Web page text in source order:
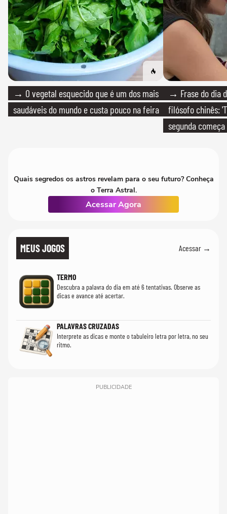
→ O vegetal esquecido que é um dos mais
saudáveis do mundo e custa pouco na feira
→ Frase do dia
filósofo chinês:
segunda
Quais segredos os astros revelam para o seu futuro? Conheça
o Terra Astral.
Acessar Agora
MEUS JOGOS Acessar →
TERMO
Descubra a palavra do dia em até 6 tentativas. Observe as
dicas e avance até acertar.
PALAVRAS CRUZADAS
Interprete as dicas e monte o tabuleiro letra por letra, no seu
ritmo.
PUBLICIDADE